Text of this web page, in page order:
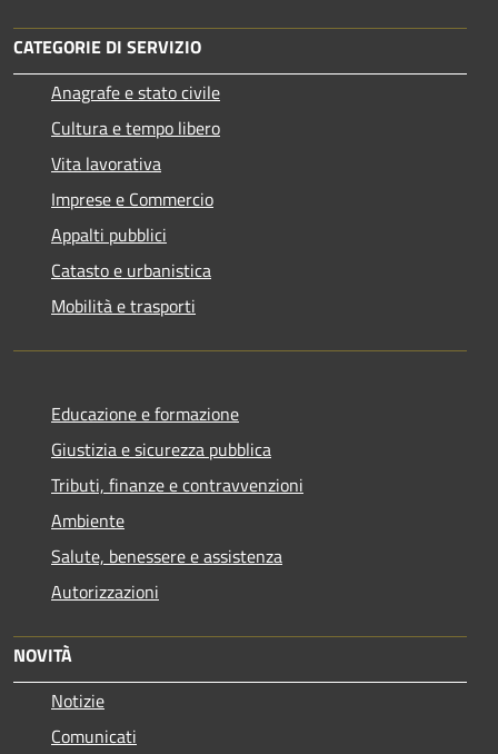
CATEGORIE DI SERVIZIO
Anagrafe e stato civile
Cultura e tempo libero
Vita lavorativa
Imprese e Commercio
Appalti pubblici
Catasto e urbanistica
Mobilità e trasporti
Educazione e formazione
Giustizia e sicurezza pubblica
Tributi, finanze e contravvenzioni
Ambiente
Salute, benessere e assistenza
Autorizzazioni
NOVITÀ
Notizie
Comunicati